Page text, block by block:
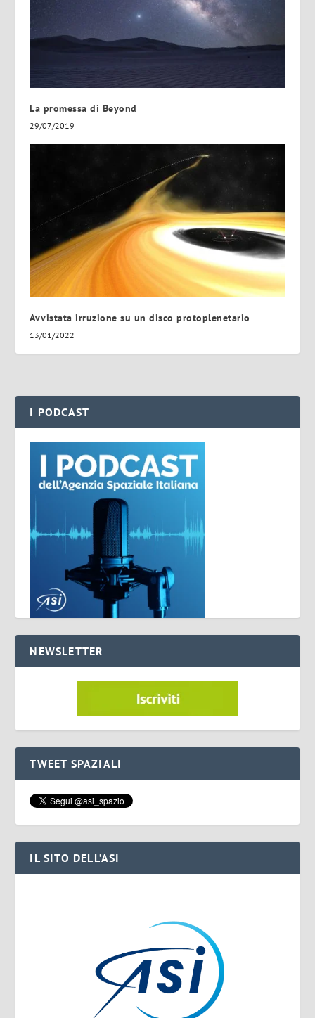
La promessa di Beyond
29/07/2019
Avvistata irruzione su un disco protoplenetario
13/01/2022
I PODCAST
NEWSLETTER
TWEET SPAZIALI
IL SITO DELL’ASI